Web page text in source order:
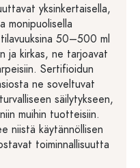
yksinkertaisella,
monipuolisella
50–500 ml
ja kirkas, ne tarjoavat
Sertifioidun
ne soveltuvat
säilytykseen,
muihin tuotteisiin.
niistä käytännöllisen
toiminnallisuutta